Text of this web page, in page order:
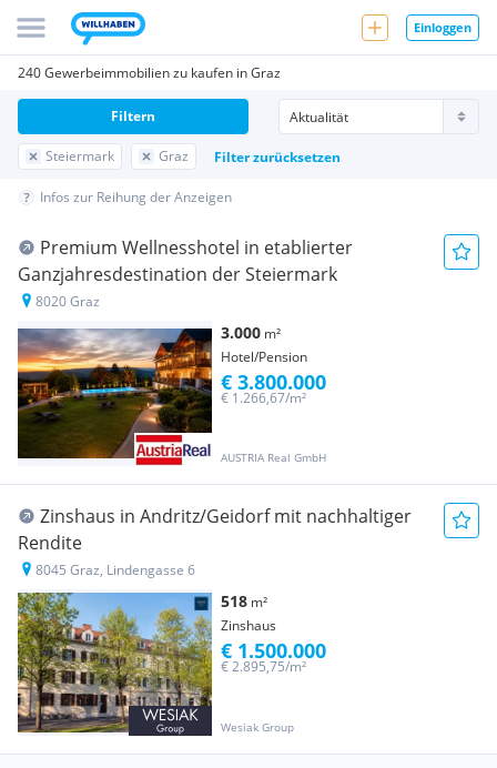
Einloggen
240 Gewerbeimmobilien zu kaufen in Graz
Steiermark Graz Filter zurücksetzen
Filtern
Infos zur Reihung der Anzeigen
Premium Wellnesshotel in etablierter
Ganzjahresdestination der Steiermark
8020 Graz
3.000 m²
Hotel/Pension
AUSTRIA Real GmbH
€ 1.266,67/m²
€ 3.800.000
Zinshaus in Andritz/Geidorf mit nachhaltiger
Rendite
8045 Graz, Lindengasse 6
518 m²
Zinshaus
Wesiak Group
€ 2.895,75/m²
€ 1.500.000